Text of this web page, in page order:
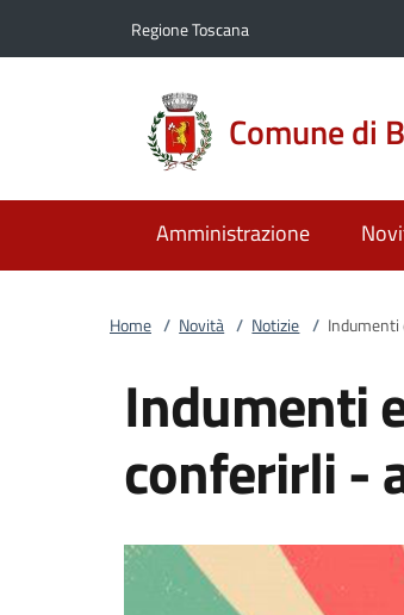
Regione Toscana
Comune di
Amministrazione
Home / Novità / Notizie /
Indumenti
conferirli -